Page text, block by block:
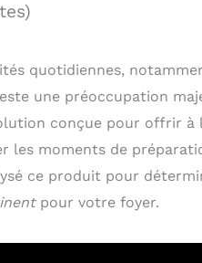
quotidiennes,
une préoccupation
conçue pour offrir
les moments de
ce produit pour
pour votre foyer.